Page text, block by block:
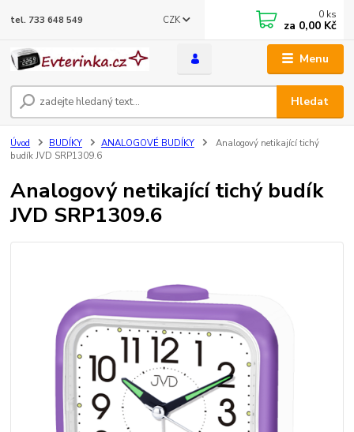
Menu
CZK
Hledat
tel. 733 648 549 0 ks
za 0,00 Kč
Úvod BUDÍKY ANALOGOVÉ BUDÍKY
Analogový netikající tichý
budík JVD SRP1309.6
Analogový netikající tichý budík
JVD SRP1309.6